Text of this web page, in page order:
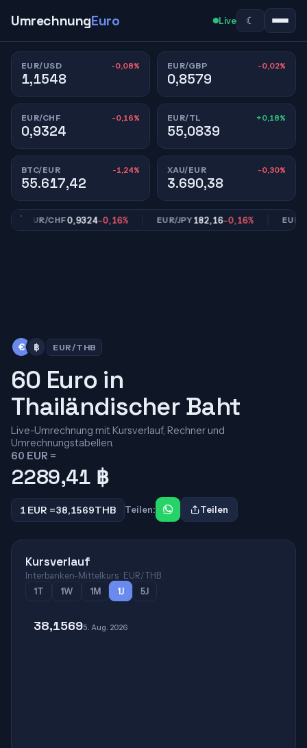
UmrechnungEuro Live ☾
EUR/USD -0,08%
1,1548
EUR/GBP -0,02%
0,8579
EUR/CHF -0,16%
0,9324
EUR/TL +0,18%
55,0839
BTC/EUR -1,24%
55.617,42
XAU/EUR -0,30%
3.690,38
EUR/CHF0,9324-0,16% EUR/JPY182,16-0,16% EUR/TL
€ ฿ EUR/THB
60 Euro in
Thailändischer Baht
Live-Umrechnung mit Kursverlauf, Rechner und
Umrechnungstabellen.
60 EUR =
2289,41 ฿
1 EUR =38,1569THB Teilen: Teilen
Kursverlauf
Interbanken-Mittelkurs · EUR/THB
1T
1W 1M 1J 5J
38,15695. Aug. 2026